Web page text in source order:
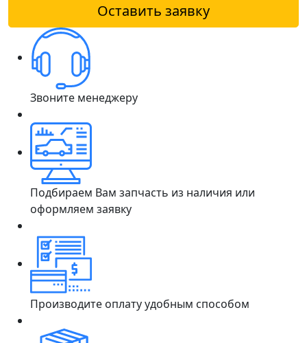
Оставить заявку
Звоните менеджеру
Подбираем Вам запчасть из наличия или
оформляем заявку
Производите оплату удобным способом